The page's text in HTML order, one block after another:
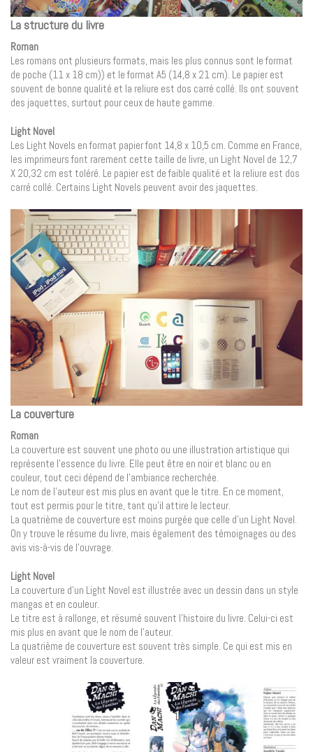
La structure du livre
Roman
Les romans ont plusieurs formats, mais les plus connus sont le format
de poche (11 x 18 cm)) et le format A5 (14,8 x 21 cm). Le papier est
souvent de bonne qualité et la reliure est dos carré collé. Ils ont souvent
des jaquettes, surtout pour ceux de haute gamme.
Light Novel
Les Light Novels en format papier font 14,8 x 10,5 cm. Comme en France,
les imprimeurs font rarement cette taille de livre, un Light Novel de 12,7
X 20,32 cm est toléré. Le papier est de faible qualité et la reliure est dos
carré collé. Certains Light Novels peuvent avoir des jaquettes.
La couverture
Roman
La couverture est souvent une photo ou une illustration artistique qui
représente l’essence du livre. Elle peut être en noir et blanc ou en
couleur, tout ceci dépend de l’ambiance recherchée.
Le nom de l’auteur est mis plus en avant que le titre. En ce moment,
tout est permis pour le titre, tant qu’il attire le lecteur.
La quatrième de couverture est moins purgée que celle d’un Light Novel.
On y trouve le résume du livre, mais également des témoignages ou des
avis vis-à-vis de l’ouvrage.
Light Novel
La couverture d’un Light Novel est illustrée avec un dessin dans un style
mangas et en couleur.
Le titre est à rallonge, et résumé souvent l’histoire du livre. Celui-ci est
mis plus en avant que le nom de l’auteur.
La quatrième de couverture est souvent très simple. Ce qui est mis en
valeur est vraiment la couverture.